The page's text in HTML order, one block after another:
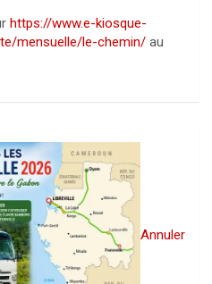
https://www.e-kiosque-
mensuelle/le-chemin/ au
Annuler